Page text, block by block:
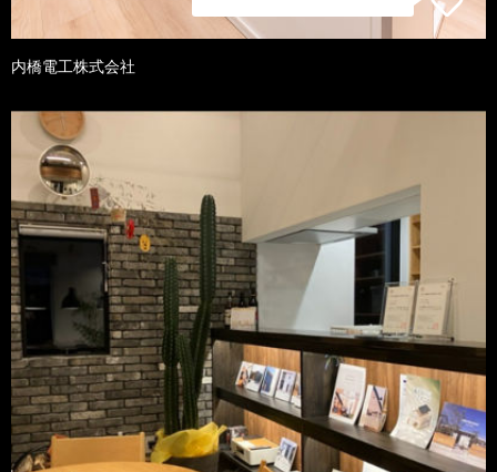
内橋電工株式会社